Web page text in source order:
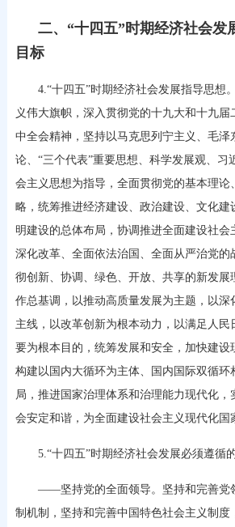
二、“十四五”时期经济社会发
目标
4.“十四五”时期经济社会发展指导思想
义伟大旗帜，深入贯彻党的十九大和十九届
中全会精神，坚持以马克思列宁主义、毛泽
论、“三个代表”重要思想、科学发展观、习
会主义思想为指导，全面贯彻党的基本理论
略，统筹推进经济建设、政治建设、文化建
明建设的总体布局，协调推进全面建设社会
深化改革、全面依法治国、全面从严治党的
彻创新、协调、绿色、开放、共享的新发展
作总基调，以推动高质量发展为主题，以深
主线，以改革创新为根本动力，以满足人民
要为根本目的，统筹发展和安全，加快建设
构建以国内大循环为主体、国内国际双循环
局，推进国家治理体系和治理能力现代化，
会安定和谐，为全面建设社会主义现代化国
5.“十四五”时期经济社会发展必须遵循的
——坚持党的全面领导。坚持和完善党
制机制，坚持和完善中国特色社会主义制度